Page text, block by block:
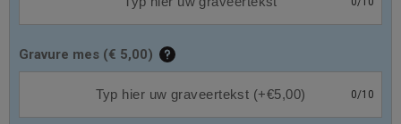
Gravure mes (€ 5,00)
0/10